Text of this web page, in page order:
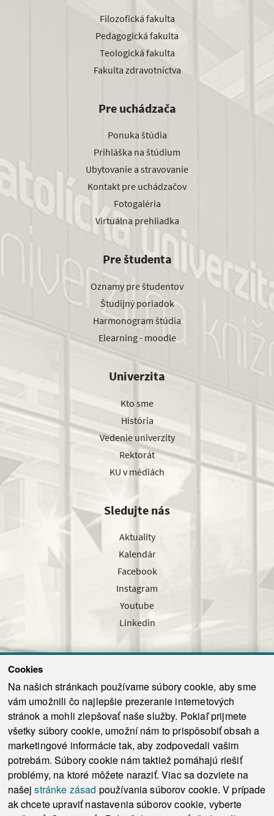
Cookies
Na našich stránkach používame súbory cookie, aby sme
vám umožnili čo najlepšie prezeranie internetových
stránok a mohli zlepšovať naše služby. Pokiaľ prijmete
všetky súbory cookie, umožní nám to prispôsobiť obsah a
marketingové informácie tak, aby zodpovedali vašim
potrebám. Súbory cookie nám taktiež pomáhajú riešiť
problémy, na ktoré môžete naraziť. Viac sa dozviete na
našejstránke zásad používania súborov cookie. V prípade
ak chcete upraviť nastavenia súborov cookie, vyberte
Filozofická fakulta
Pedagogická fakulta
Teologická fakulta
Fakulta zdravotníctva
Pre uchádzača
Ponuka štúdia
Prihláška na štúdium
Ubytovanie a stravovanie
Kontakt pre uchádzačov
Fotogaléria
Virtuálna prehliadka
Pre študenta
Oznamy pre študentov
Študijný poriadok
Harmonogram štúdia
Elearning - moodle
Univerzita
Kto sme
História
Vedenie univerzity
Rektorát
KU v médiách
Sledujte nás
Aktuality
Kalendár
Facebook
Instagram
Youtube
Linkedin
Odoslať
© 2021-2026 ku.sk. Všetky práva vyhradené. | Ochrana osobných údajov
Vyhlásenie o prístupnosti | Admin